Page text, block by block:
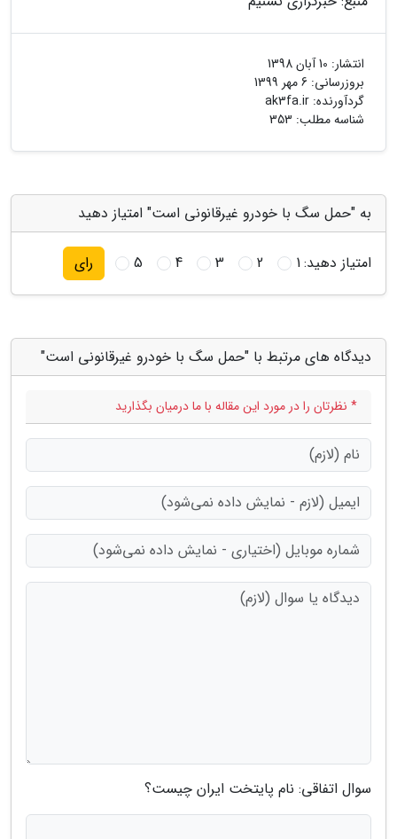
انتشار: 10 آبان 1398
بروزرسانی: 6 مهر 1399
گردآورنده: ak3fa.ir
شناسه مطلب: 353
به "حمل سگ با خودرو غیرقانونی است" امتیاز دهید
امتیاز دهید:1
2
3
4
5 رای
دیدگاه های مرتبط با "حمل سگ با خودرو غیرقانونی است"
* نظرتان را در مورد این مقاله با ما درمیان بگذارید
سوال اتفاقی: نام پایتخت ایران چیست؟